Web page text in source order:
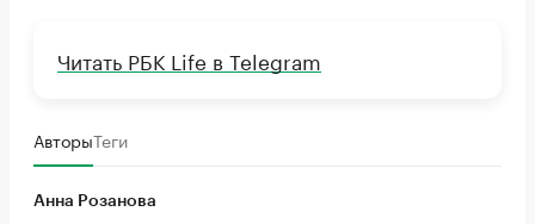
Читать РБК Life в Telegram
АвторыТеги
Анна Розанова